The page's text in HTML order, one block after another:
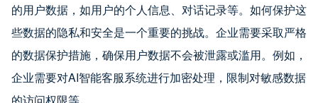
的用户数据，如用户的个人信息、对话记录等。如何保护这
些数据的隐私和安全是一个重要的挑战。企业需要采取严格
的数据保护措施，确保用户数据不会被泄露或滥用。例如，
企业需要对AI智能客服系统进行加密处理，限制对敏感数据
的访问权限等。